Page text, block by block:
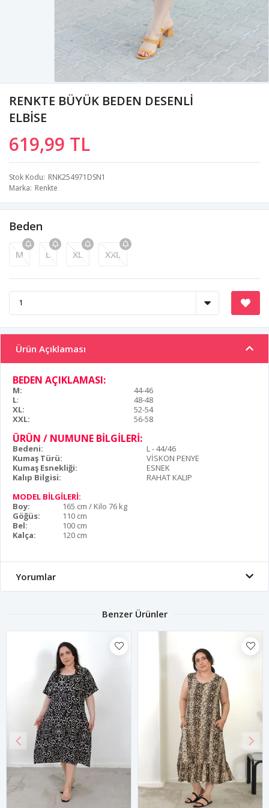
RENKTE BÜYÜK BEDEN DESENLİ
ELBİSE
619,99 TL
Stok Kodu RNK254971DSN1
Marka Renkte
Beden
M L XL XXL
Ürün Açıklaması
BEDEN AÇIKLAMASI:
M:
44-46
L:
48-48
XL:
52-54
XXL:
56-58
ÜRÜN / NUMUNE BİLGİLERİ:
Bedeni:
L - 44/46
Kumaş Türü:
VİSKON PENYE
Kumaş Esnekliği:
ESNEK
Kalıp Bilgisi:
RAHAT KALIP
MODEL BİLGİLERİ:
Boy:
165 cm / Kilo 76 kg
Göğüs:
110 cm
Bel:
100 cm
Kalça:
120 cm
Yorumlar
Benzer Ürünler